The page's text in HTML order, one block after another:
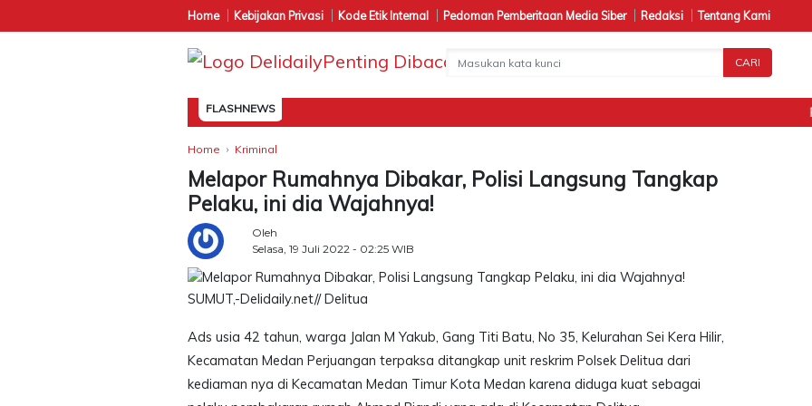
Home Kebijakan Privasi Kode Etik Internal Pedoman Pemberitaan Media Siber Redaksi Tentang Kami
CARI
FLASHNEWS
Home Kriminal
Melapor Rumahnya Dibakar, Polisi Langsung Tangkap
Pelaku, ini dia Wajahnya!
Oleh
Selasa, 19 Juli 2022 - 02:25 WIB
SUMUT,-Delidaily.net// Delitua
Ads usia 42 tahun, warga Jalan M Yakub, Gang Titi Batu, No 35, Kelurahan Sei Kera Hilir,
Kecamatan Medan Perjuangan terpaksa ditangkap unit reskrim Polsek Delitua dari
kediaman nya di Kecamatan Medan Timur Kota Medan karena diduga kuat sebagai